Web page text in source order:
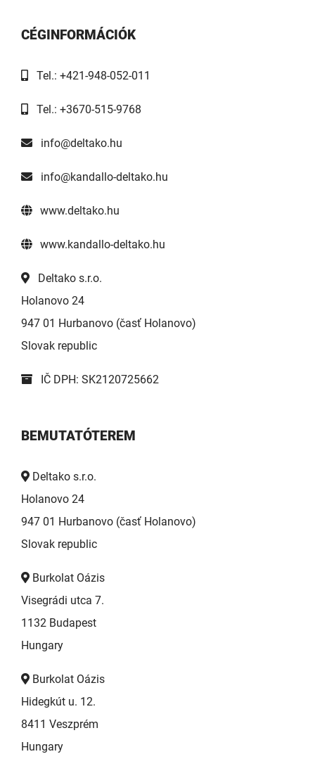
CÉGINFORMÁCIÓK
Tel.: +421-948-052-011
Tel.: +3670-515-9768
info@deltako.hu
info@kandallo-deltako.hu
www.deltako.hu
www.kandallo-deltako.hu
Deltako s.r.o.
Holanovo 24
947 01 Hurbanovo (časť Holanovo)
Slovak republic
IČ DPH: SK2120725662
BEMUTATÓTEREM
Deltako s.r.o.
Holanovo 24
947 01 Hurbanovo (časť Holanovo)
Slovak republic
Burkolat Oázis
Visegrádi utca 7.
1132 Budapest
Hungary
Burkolat Oázis
Hidegkút u. 12.
8411 Veszprém
Hungary